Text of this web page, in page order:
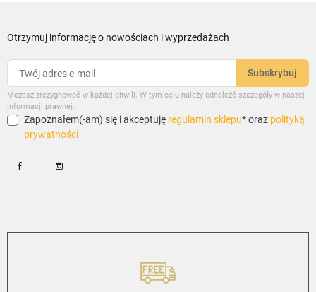
Otrzymuj informację o nowościach i wyprzedażach
Możesz zrezygnować w każdej chwili. W tym celu należy odnaleźć szczegóły w naszej
informacji prawnej.
Zapoznałem(-am) się i akceptuję regulamin sklepu* oraz polityką
prywatności